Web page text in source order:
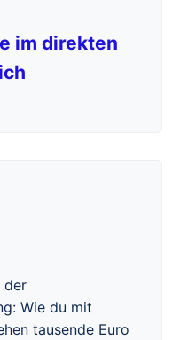
im direkten
der
Wie du mit
tausende Euro